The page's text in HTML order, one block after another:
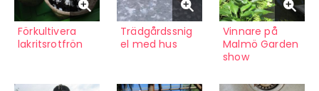
Förkultivera
lakritsrotfrön
Trädgårdssnig
el med hus
Vinnare på
Malmö Garden
show